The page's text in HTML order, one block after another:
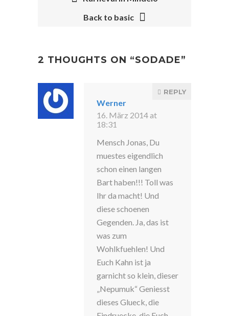
Back to basic
2 THOUGHTS ON “SODADE”
Werner
16. März 2014 at
18:31
REPLY
Mensch Jonas, Du
muestes eigendlich
schon einen langen
Bart haben!!! Toll was
Ihr da macht! Und
diese schoenen
Gegenden. Ja, das ist
was zum
Wohlkfuehlen! Und
Euch Kahn ist ja
garnicht so klein, dieser
„Nepumuk“ Geniesst
dieses Glueck, die